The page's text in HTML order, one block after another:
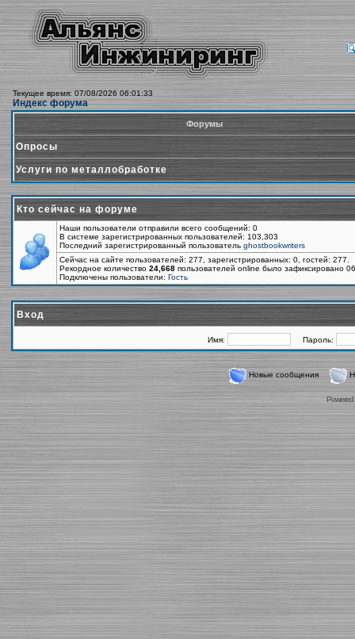
Текущее время: 07/08/2026 06:01:33
Индекс форума
Форумы
Опросы
Услуги по металлобработке
Кто сейчас на форуме
Наши пользователи отправили всего сообщений: 0
В системе зарегистрированных пользователей: 103,303
Последний зарегистрированный пользователь ghostbookwriters
Сейчас на сайте пользователей: 277, зарегистрированных: 0, гостей:
Рекордное количество 24,668 пользователей online было зафиксировано
Подключены пользователи: Гость
Вход
Имя: Пароль:
Новые сообщения